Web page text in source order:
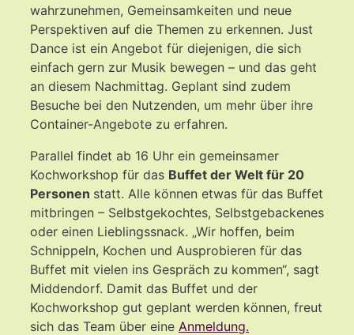
wahrzunehmen, Gemeinsamkeiten und neue
Perspektiven auf die Themen zu erkennen. Just
Dance ist ein Angebot für diejenigen, die sich
einfach gern zur Musik bewegen – und das geht
an diesem Nachmittag. Geplant sind zudem
Besuche bei den Nutzenden, um mehr über ihre
Container-Angebote zu erfahren.
Parallel findet ab 16 Uhr ein gemeinsamer
Kochworkshop für das Buffet der Welt für 20
Personen statt. Alle können etwas für das Buffet
mitbringen – Selbstgekochtes, Selbstgebackenes
oder einen Lieblingssnack. „Wir hoffen, beim
Schnippeln, Kochen und Ausprobieren für das
Buffet mit vielen ins Gespräch zu kommen“, sagt
Middendorf. Damit das Buffet und der
Kochworkshop gut geplant werden können, freut
sich das Team über eine Anmeldung.